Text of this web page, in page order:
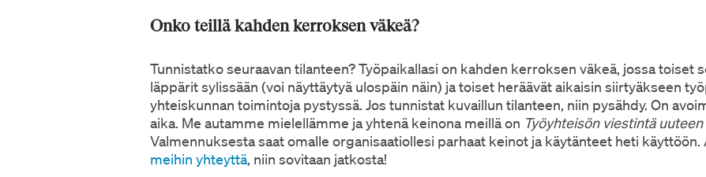
Onko teillä kahden kerroksen väkeä?
Tunnistatko seuraavan tilanteen? Työpaikallasi on kahden kerroksen väkeä, jossa toiset
läppärit sylissään (voi näyttäytyä ulospäin näin) ja toiset heräävät aikaisin siirtyäkseen
yhteiskunnan toimintoja pystyssä. Jos tunnistat kuvaillun tilanteen, niin pysähdy. On
aika. Me autamme mielellämme ja yhtenä keinona meillä on Työyhteisön viestintä
Valmennuksesta saat omalle organisaatiollesi parhaat keinot ja käytänteet heti
meihin yhteyttä, niin sovitaan jatkosta!